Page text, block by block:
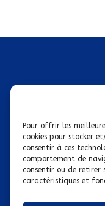
Pour offrir les
cookies pour stocker
consentir à ces
comportement de
consentir ou de retirer
caractéristiques et
Politique
Politique
Nous